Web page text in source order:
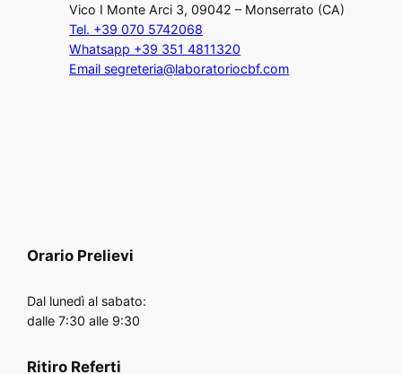
Vico I Monte Arci 3, 09042 – Monserrato (CA)
Tel. +39 070 5742068
Whatsapp +39 351 4811320
Email segreteria@laboratoriocbf.com
Orario Prelievi
Dal lunedì al sabato:
dalle 7:30 alle 9:30
Ritiro Referti